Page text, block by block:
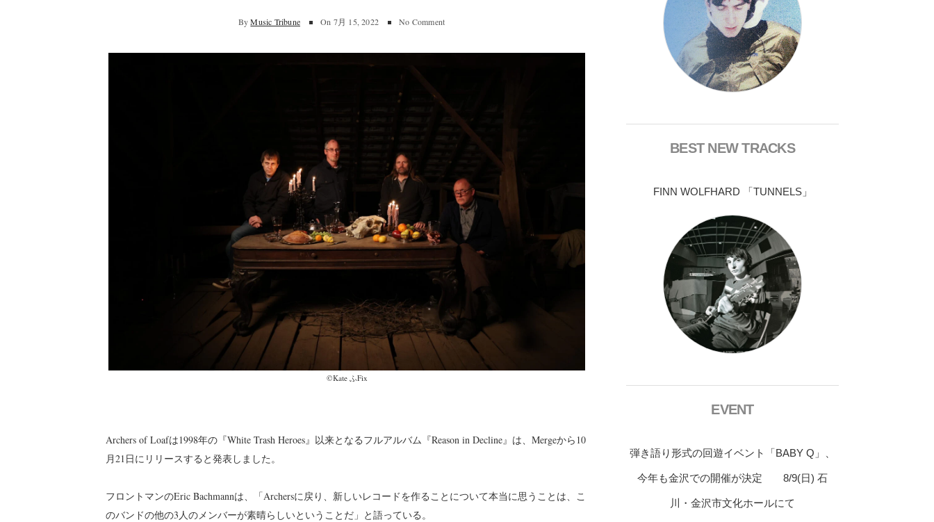
By Music Tribune On 7月 15, 2022 No Comment
©︎Kate ふFix
Archers of Loafは1998年の『White Trash Heroes』以来となるフルアルバム『Reason in Decline』は、Mergeから10
月21日にリリースすると発表しました。
フロントマンのEric Bachmannは、「Archersに戻り、新しいレコードを作ることについて本当に思うことは、こ
のバンドの他の3人のメンバーが素晴らしいということだ」と語っている。
BEST NEW TRACKS
FINN WOLFHARD 「TUNNELS」
EVENT
弾き語り形式の回遊イベント「BABY Q」、
今年も金沢での開催が決定 8/9(日) 石
川・金沢市文化ホールにて